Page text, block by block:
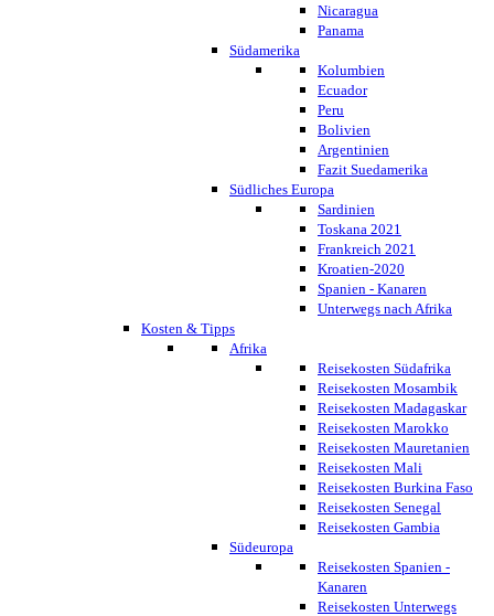
Nicaragua
Panama
Südamerika
Kolumbien
Ecuador
Peru
Bolivien
Argentinien
Fazit Suedamerika
Südliches Europa
Sardinien
Toskana 2021
Frankreich 2021
Kroatien-2020
Spanien - Kanaren
Unterwegs nach Afrika
Kosten & Tipps
Afrika
Reisekosten Südafrika
Reisekosten Mosambik
Reisekosten Madagaskar
Reisekosten Marokko
Reisekosten Mauretanien
Reisekosten Mali
Reisekosten Burkina Faso
Reisekosten Senegal
Reisekosten Gambia
Südeuropa
Reisekosten Spanien -
Kanaren
Reisekosten Unterwegs